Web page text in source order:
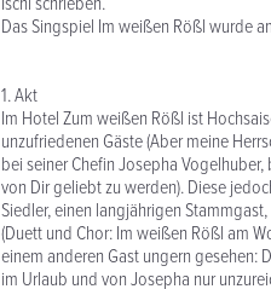
Das Singspiel Im weißen Rößl wurde
1. Akt
Im Hotel Zum weißen Rößl ist
unzufriedenen Gäste (Aber meine
bei seiner Chefin Josepha
von Dir geliebt zu werden). Diese
Siedler, einen langjährigen
(Duett und Chor: Im weißen Rößl am
einem anderen Gast ungern gesehen:
im Urlaub und von Josepha nur